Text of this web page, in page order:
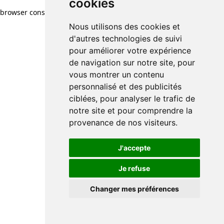
cookies
Nous utilisons des cookies et
d'autres technologies de suivi
pour améliorer votre expérience
de navigation sur notre site, pour
vous montrer un contenu
personnalisé et des publicités
ciblées, pour analyser le trafic de
notre site et pour comprendre la
provenance de nos visiteurs.
J'accepte
Je refuse
Changer mes préférences
browser console for more information)